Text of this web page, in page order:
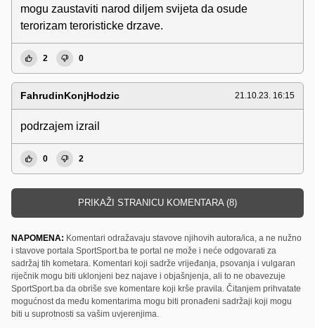
mogu zaustaviti narod diljem svijeta da osude
terorizam teroristicke drzave.
2 0
FahrudinKonjHodzic 21.10.23. 16:15
podrzajem izrail
0 2
PRIKAŽI STRANICU KOMENTARA (8)
NAPOMENA: Komentari odražavaju stavove njihovih autora/ica, a ne nužno
i stavove portala SportSport.ba te portal ne može i neće odgovarati za
sadržaj tih kometara. Komentari koji sadrže vrijeđanja, psovanja i vulgaran
riječnik mogu biti uklonjeni bez najave i objašnjenja, ali to ne obavezuje
SportSport.ba da obriše sve komentare koji krše pravila. Čitanjem prihvatate
mogućnost da među komentarima mogu biti pronađeni sadržaji koji mogu
biti u suprotnosti sa vašim uvjerenjima.